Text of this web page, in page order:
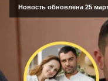
Новость обновлена 25